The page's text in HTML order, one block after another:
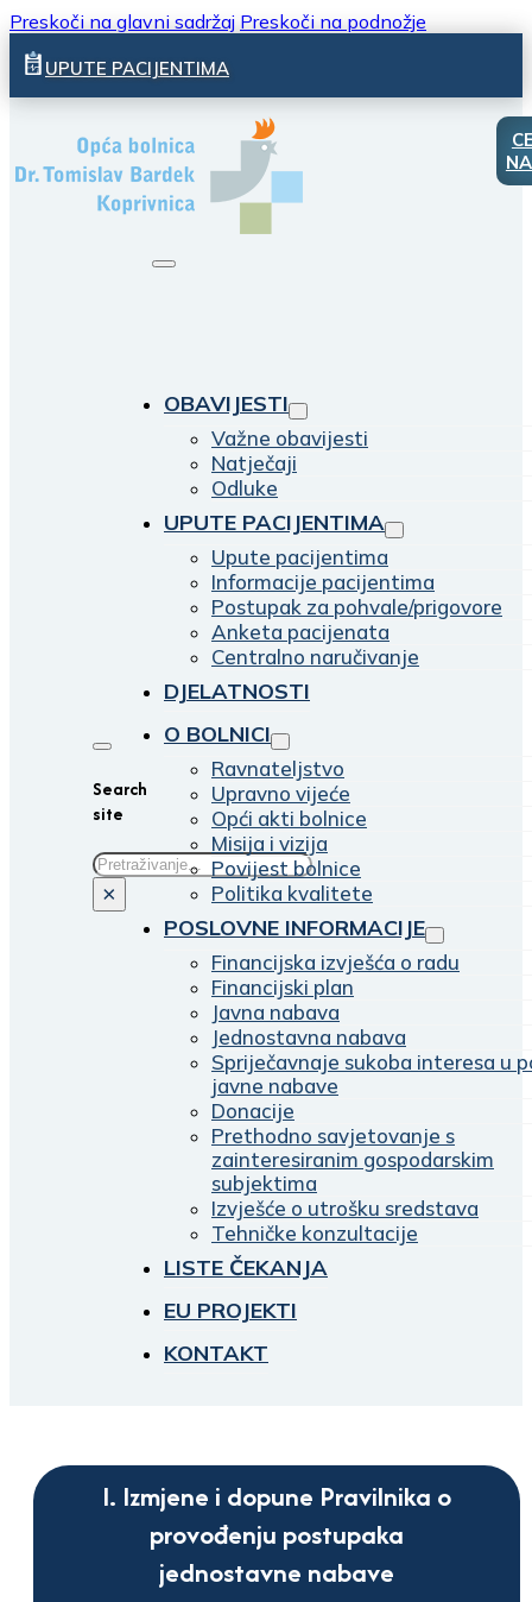
Preskoči na glavni sadržaj Preskoči na podnožje
UPUTE PACIJENTIMA
Search
site
Traži
×
OBAVIJESTI
Važne obavijesti
Natječaji
Odluke
UPUTE PACIJENTIMA
Upute pacijentima
Informacije pacijentima
Postupak za pohvale/prigovore
Anketa pacijenata
Centralno naručivanje
DJELATNOSTI
O BOLNICI
Ravnateljstvo
Upravno vijeće
Opći akti bolnice
Misija i vizija
Povijest bolnice
Politika kvalitete
POSLOVNE INFORMACIJE
Financijska izvješća o radu
Financijski plan
Javna nabava
Jednostavna nabava
Spriječavnaje sukoba interesa u
javne nabave
Donacije
Prethodno savjetovanje s
zainteresiranim gospodarskim
subjektima
Izvješće o utrošku sredstava
Tehničke konzultacije
LISTE ČEKANJA
EU PROJEKTI
KONTAKT
I. Izmjene i dopune Pravilnika o
provođenju postupaka
jednostavne nabave